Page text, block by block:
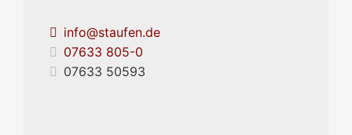
info@staufen.de
07633 805-0
07633 50593